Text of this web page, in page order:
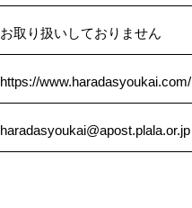
お取り扱いしておりません
https://www.haradasyoukai.com/
haradasyoukai@apost.plala.or.jp